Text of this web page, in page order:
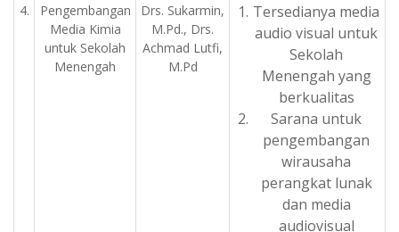
4.
Pengembangan
Media Kimia
untuk Sekolah
Menengah
Drs. Sukarmin,
M.Pd., Drs.
Achmad Lutfi,
M.Pd
Tersedianya media
audio visual untuk
Sekolah
Menengah yang
berkualitas
Sarana untuk
pengembangan
wirausaha
perangkat lunak
dan media
audiovisual